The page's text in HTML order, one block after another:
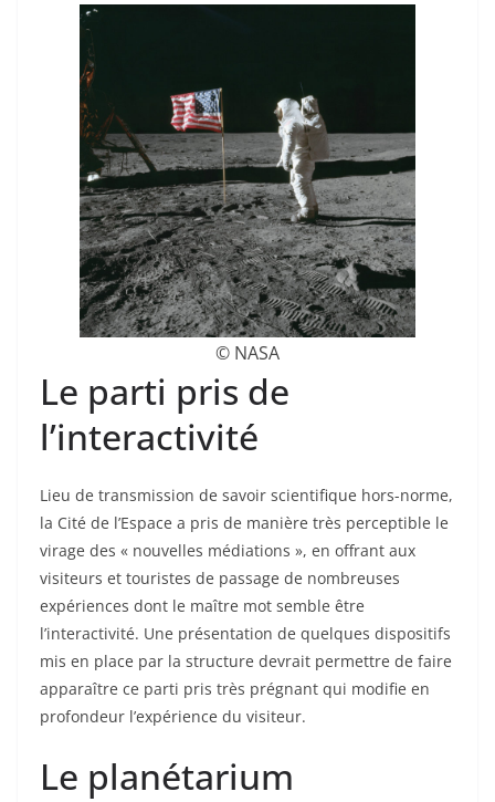
© NASA
Le parti pris de
l’interactivité
Lieu de transmission de savoir scientifique hors-norme,
la Cité de l’Espace a pris de manière très perceptible le
virage des « nouvelles médiations », en offrant aux
visiteurs et touristes de passage de nombreuses
expériences dont le maître mot semble être
l’interactivité. Une présentation de quelques dispositifs
mis en place par la structure devrait permettre de faire
apparaître ce parti pris très prégnant qui modifie en
profondeur l’expérience du visiteur.
Le planétarium